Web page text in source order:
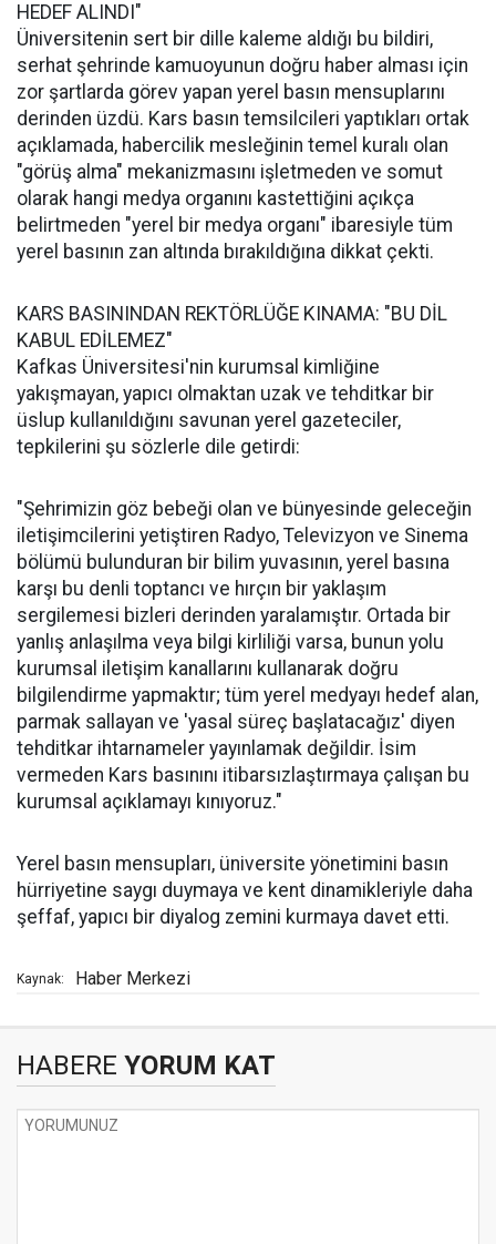
HEDEF ALINDI"
Üniversitenin sert bir dille kaleme aldığı bu bildiri,
serhat şehrinde kamuoyunun doğru haber alması için
zor şartlarda görev yapan yerel basın mensuplarını
derinden üzdü. Kars basın temsilcileri yaptıkları ortak
açıklamada, habercilik mesleğinin temel kuralı olan
"görüş alma" mekanizmasını işletmeden ve somut
olarak hangi medya organını kastettiğini açıkça
belirtmeden "yerel bir medya organı" ibaresiyle tüm
yerel basının zan altında bırakıldığına dikkat çekti.
KARS BASININDAN REKTÖRLÜĞE KINAMA: "BU DİL
KABUL EDİLEMEZ"
Kafkas Üniversitesi'nin kurumsal kimliğine
yakışmayan, yapıcı olmaktan uzak ve tehditkar bir
üslup kullanıldığını savunan yerel gazeteciler,
tepkilerini şu sözlerle dile getirdi:
"Şehrimizin göz bebeği olan ve bünyesinde geleceğin
iletişimcilerini yetiştiren Radyo, Televizyon ve Sinema
bölümü bulunduran bir bilim yuvasının, yerel basına
karşı bu denli toptancı ve hırçın bir yaklaşım
sergilemesi bizleri derinden yaralamıştır. Ortada bir
yanlış anlaşılma veya bilgi kirliliği varsa, bunun yolu
kurumsal iletişim kanallarını kullanarak doğru
bilgilendirme yapmaktır; tüm yerel medyayı hedef alan,
parmak sallayan ve 'yasal süreç başlatacağız' diyen
tehditkar ihtarnameler yayınlamak değildir. İsim
vermeden Kars basınını itibarsızlaştırmaya çalışan bu
kurumsal açıklamayı kınıyoruz."
Yerel basın mensupları, üniversite yönetimini basın
hürriyetine saygı duymaya ve kent dinamikleriyle daha
şeffaf, yapıcı bir diyalog zemini kurmaya davet etti.
Kaynak: Haber Merkezi
HABERE YORUM KAT